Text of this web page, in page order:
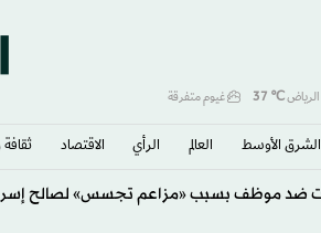
الرياض℃
37 غيوم متفرقة
الشرق الأوسط​ العالم الرأي الاقتصاد